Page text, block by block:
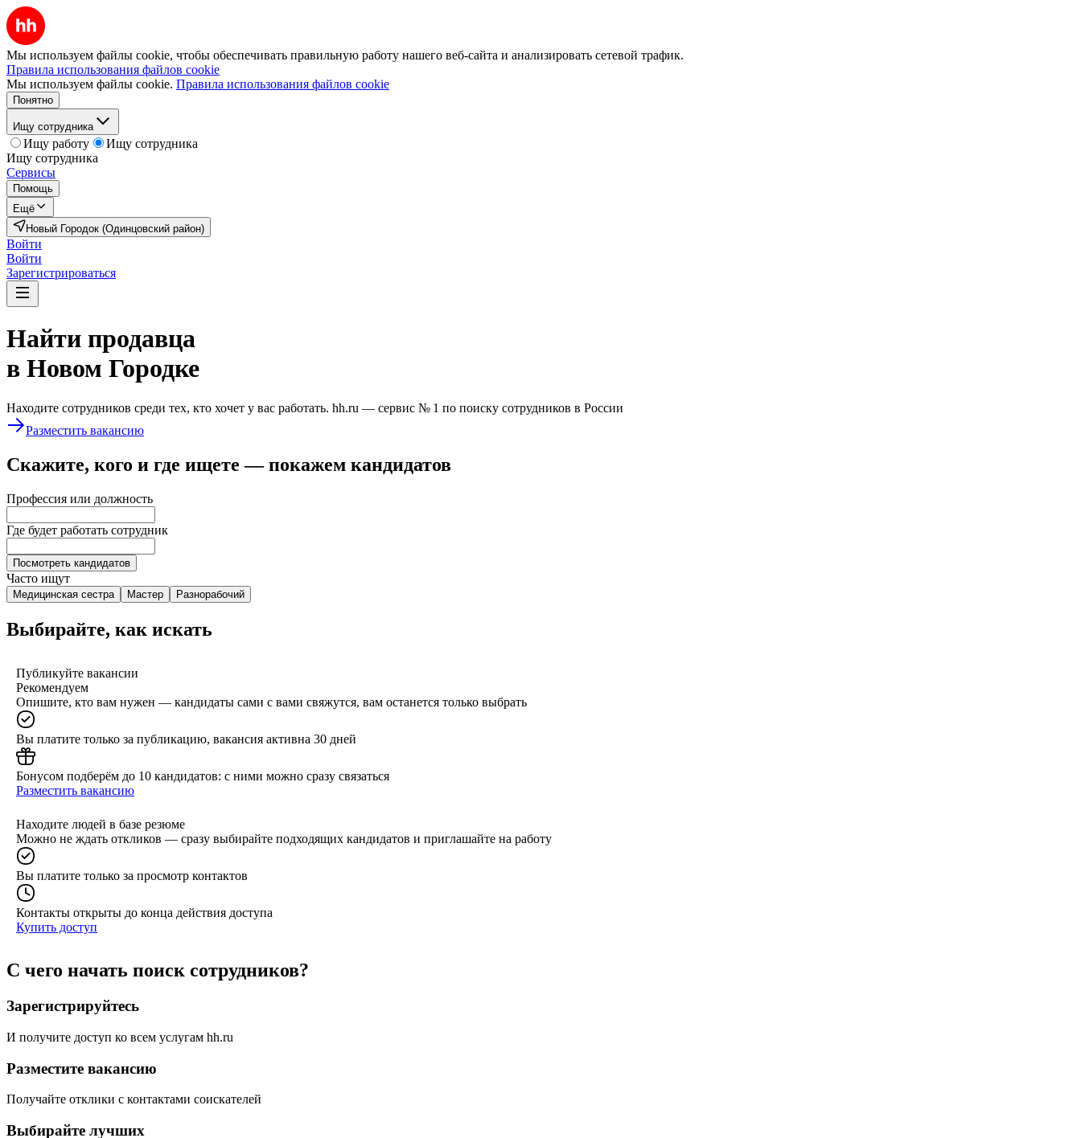
Мы используем файлы cookie, чтобы обеспечивать правильную работу нашего веб-сайта и анализировать сетевой трафик.
Правила использования файлов cookie
Мы используем файлы cookie. Правила использования файлов cookie
Понятно
Ищу сотрудника
Ищу работу
Ищу сотрудника
Ищу сотрудника
Сервисы
Помощь
Ещё
Новый Городок (Одинцовский район)
Войти
Войти
Зарегистрироваться
Найти продавца
в Новом Городке
Находите сотрудников среди тех, кто хочет у вас работать. hh.ru — сервис № 1 по поиску сотрудников в России
Разместить вакансию
Скажите, кого и где ищете — покажем кандидатов
Профессия или должность
Где будет работать сотрудник
Посмотреть кандидатов
Часто ищут
Медицинская сестра Мастер Разнорабочий
Выбирайте, как искать
Публикуйте вакансии
Рекомендуем
Опишите, кто вам нужен — кандидаты сами с вами свяжутся, вам останется только выбрать
Вы платите только за публикацию, вакансия активна 30 дней
Бонусом подберём до 10 кандидатов: с ними можно сразу связаться
Разместить вакансию
Находите людей в базе резюме
Можно не ждать откликов — сразу выбирайте подходящих кандидатов и приглашайте на работу
Вы платите только за просмотр контактов
Контакты открыты до конца действия доступа
Купить доступ
С чего начать поиск сотрудников?
Зарегистрируйтесь
И получите доступ ко всем услугам hh.ru
Разместите вакансию
Получайте отклики с контактами соискателей
Выбирайте лучших